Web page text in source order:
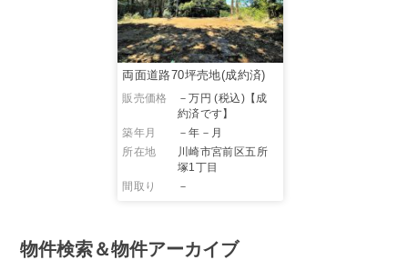
両面道路70坪売地(成約済)
販売価格 －万円 (税込)【成
約済です】
築年月
－年－月
所在地
川崎市宮前区五所
塚1丁目
間取り
－
物件検索＆物件アーカイブ